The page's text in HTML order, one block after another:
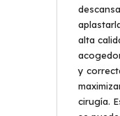
alta
y
cirugía.